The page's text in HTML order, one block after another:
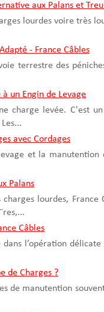
aux Palans et
lourdes voire très
- France Câbles
terrestre des
un Engin de Levage
charge levée. C'est
avec Cordages
et la manutention
Palans
lourdes, France
Câbles
dans l’opération
de Charges ?
de manutention